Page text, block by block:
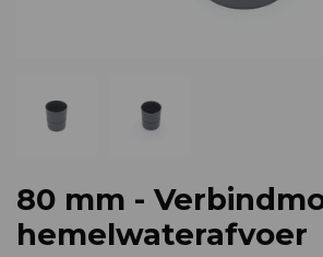
80 mm -
hemelwaterafvoer